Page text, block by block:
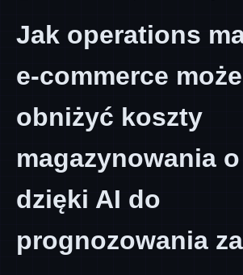
Jak operations
e‑commerce może
obniżyć koszty
magazynowania
dzięki AI do
prognozowania